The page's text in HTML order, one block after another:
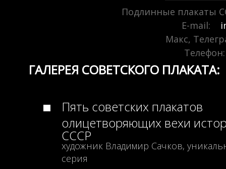
Подлинные плакаты
E-mail:
Макс,
Телефон:
ГАЛЕРЕЯ СОВЕТСКОГО ПЛАКАТА:
Пять советских плакатов
олицетворяющих вехи
СССР
художник Владимир Сачков,
серия